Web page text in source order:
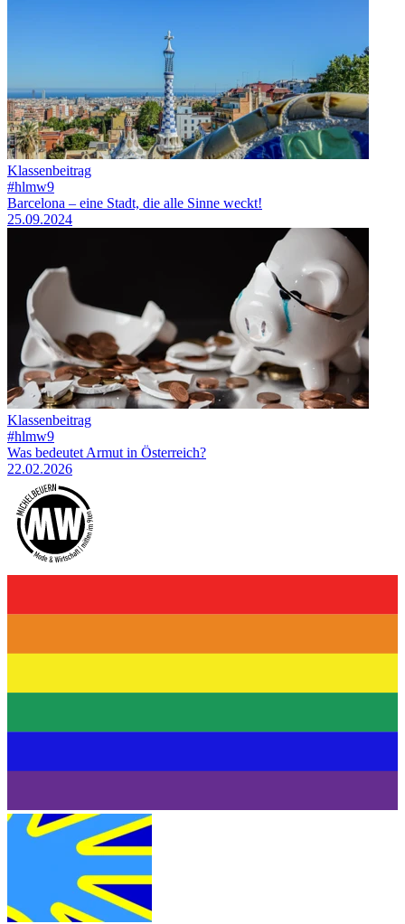
Klassenbeitrag
#hlmw9
Barcelona – eine Stadt, die alle Sinne weckt!
25.09.2024
Klassenbeitrag
#hlmw9
Was bedeutet Armut in Österreich?
22.02.2026